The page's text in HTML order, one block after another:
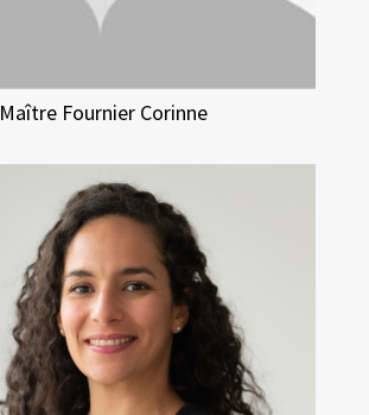
Maître Fournier Corinne